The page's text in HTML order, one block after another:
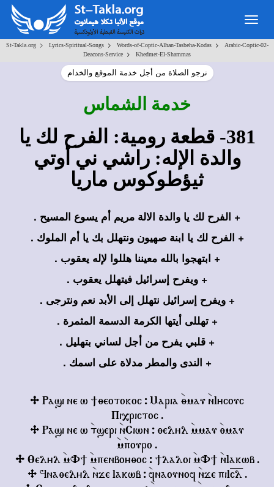
St-Takla.org> Lyrics-Spiritual-Songs> Words-of-Coptic-Alhan-Tasbeha-Kodas>
Arabic-Coptic-02-
Deacons-Service
> Khedmet-El-Shammas
نرجو الصلاة من أجل خدمة الموقع والخدام
خدمة الشماس
381- قطعة رومية: الفرح لك يا
والدة الإله: راشي ني أوتي
ثيؤطوكوس ماريا
+ الفرح لك يا والدة الالة مريم أم يسوع المسيح .
+ الفرح لك يا ابنة صهيون ونتهلل بك يا أم الملوك .
+ ابتهجوا بالله معيننا هللوا لإله يعقوب .
+ ويفرح إسرائيل فيتهلل يعقوب .
+ ويفرح إسرائيل نتهلل إلى الأبد نعم ونترجى .
+ تهللى أيتها الكرمة الدسمة المثمرة .
+ قلبي يفرح من أجل لساني بتهليل .
+ الندى والمطر مدلاة على اسمك .
/ Ra2i ne w 50eotokoc : Maria `0mav `nI3covc
Pixrictoc .
/ Ra2i ne w `t2eri `nCiwn : 0el3l `mmav `0mav
`m`povro .
/ )el3l `mF5 `mpenbo30oc : 5laloi `mF5 `nIakwb .
/ $na0el3l `nge Iakwb : `4naovno4 `nge piI=c=l .